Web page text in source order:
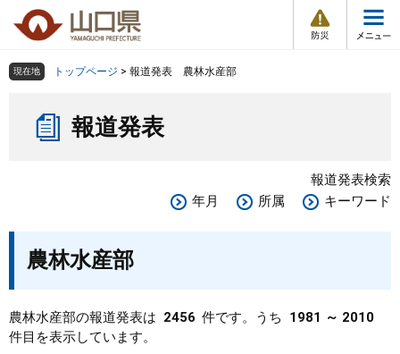
の
ー
メ
組織で探す
Other Languages
くらし・環境
教育・文化・スポーツ
現在地 トップページ > 報道発表 農林水産部
報道発表
報道発表検索
年月
所属 キーワード
農林水産部
農林水産部の報道発表は 2456 件です。うち
1981 ～ 2010
件目を表示しています。